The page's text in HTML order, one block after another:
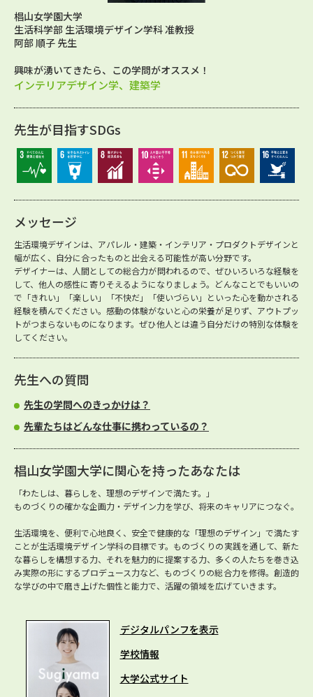
椙山女学園大学
生活科学部 生活環境デザイン学科 准教授
阿部 順子 先生
興味が湧いてきたら、この学問がオススメ！
インテリアデザイン学、建築学
先生が目指すSDGs
メッセージ
生活環境デザインは、アパレル・建築・インテリア・プロダクトデザインと
幅が広く、自分に合ったものと出会える可能性が高い分野です。
デザイナーは、人間としての総合力が問われるので、ぜひいろいろな経験を
して、他人の感性に寄りそえるようになりましょう。どんなことでもいいの
で「きれい」「楽しい」「不快だ」「使いづらい」といった心を動かされる
経験を積んでください。感動の体験がないと心の栄養が足りず、アウトプッ
トがつまらないものになります。ぜひ他人とは違う自分だけの特別な体験を
してください。
先生への質問
先生の学問へのきっかけは？
先輩たちはどんな仕事に携わっているの？
椙山女学園大学に関心を持ったあなたは
「わたしは、暮らしを、理想のデザインで満たす。」
ものづくりの確かな企画力・デザイン力を学び、将来のキャリアにつなぐ。
生活環境を、便利で心地良く、安全で健康的な「理想のデザイン」で満たす
ことが生活環境デザイン学科の目標です。ものづくりの実践を通して、新た
な暮らしを構想する力、それを魅力的に提案する力、多くの人たちを巻き込
み実際の形にするプロデュース力など、ものづくりの総合力を修得。創造的
な学びの中で磨き上げた個性と能力で、活躍の領域を広げていきます。
デジタルパンフを表示
学校情報
大学公式サイト